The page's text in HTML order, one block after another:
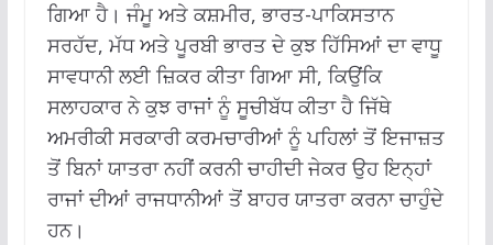
ਗਿਆ ਹੈ। ਜੰਮੂ ਅਤੇ ਕਸ਼ਮੀਰ, ਭਾਰਤ-ਪਾਕਿਸਤਾਨ
ਸਰਹੱਦ, ਮੱਧ ਅਤੇ ਪੂਰਬੀ ਭਾਰਤ ਦੇ ਕੁਝ ਹਿੱਸਿਆਂ ਦਾ ਵਾਧੂ
ਸਾਵਧਾਨੀ ਲਈ ਜ਼ਿਕਰ ਕੀਤਾ ਗਿਆ ਸੀ, ਕਿਉਂਕਿ
ਸਲਾਹਕਾਰ ਨੇ ਕੁਝ ਰਾਜਾਂ ਨੂੰ ਸੂਚੀਬੱਧ ਕੀਤਾ ਹੈ ਜਿੱਥੇ
ਅਮਰੀਕੀ ਸਰਕਾਰੀ ਕਰਮਚਾਰੀਆਂ ਨੂੰ ਪਹਿਲਾਂ ਤੋਂ ਇਜਾਜ਼ਤ
ਤੋਂ ਬਿਨਾਂ ਯਾਤਰਾ ਨਹੀਂ ਕਰਨੀ ਚਾਹੀਦੀ ਜੇਕਰ ਉਹ ਇਨ੍ਹਾਂ
ਰਾਜਾਂ ਦੀਆਂ ਰਾਜਧਾਨੀਆਂ ਤੋਂ ਬਾਹਰ ਯਾਤਰਾ ਕਰਨਾ ਚਾਹੁੰਦੇ
ਹਨ।